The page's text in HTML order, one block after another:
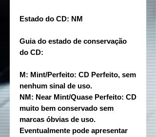
Estado do CD: NM
Guia do estado de conservação
do CD:
M: Mint/Perfeito: CD Perfeito, sem
nenhum sinal de uso.
NM: Near Mint/Quase Perfeito: CD
muito bem conservado sem
marcas óbvias de uso.
Eventualmente pode apresentar